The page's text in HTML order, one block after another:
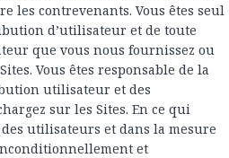
les contrevenants. Vous êtes seul
d’utilisateur et de toute
que vous nous fournissez ou
Vous êtes responsable de la
utilisateur et des
sur les Sites. En ce qui
utilisateurs et dans la mesure
et